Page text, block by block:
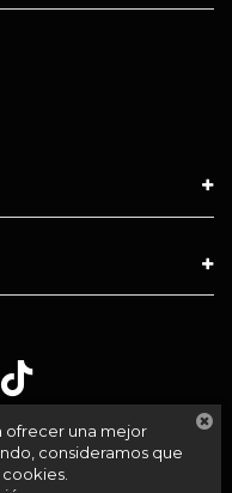
ofrecer una mejor
consideramos que